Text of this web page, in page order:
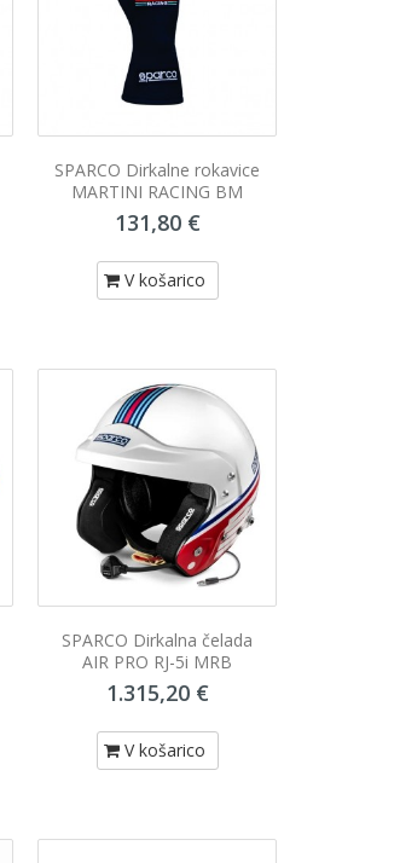
SPARCO Dirkalne rokavice
MARTINI RACING BM
131,80 €
V košarico
SPARCO Dirkalna čelada
AIR PRO RJ-5i MRB
1.315,20 €
V košarico